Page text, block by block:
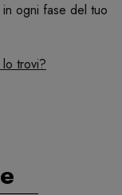
ogni fase del tuo
trovi?